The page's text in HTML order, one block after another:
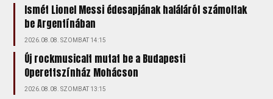
Ismét Lionel Messi édesapjának haláláról számoltak
be Argentínában
2026.08.08. SZOMBAT 14:15
Új rockmusicalt mutat be a Budapesti
Operettszínház Mohácson
2026.08.08. SZOMBAT 13:15